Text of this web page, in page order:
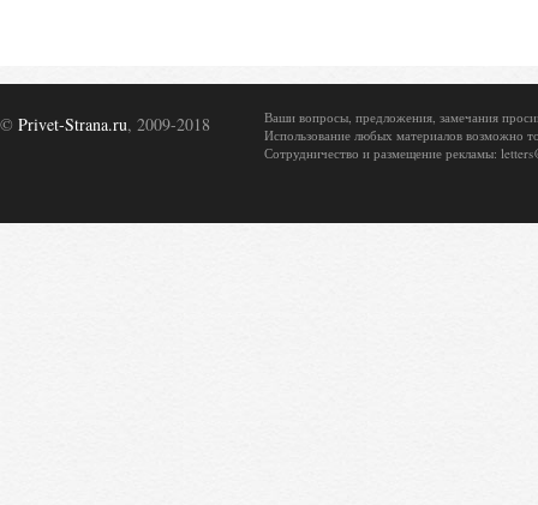
© Privet-Strana.ru, 2009-2018
Ваши вопросы, предложения, замечания
Использование любых материалов возможно
Сотрудничество и размещение рекламы: